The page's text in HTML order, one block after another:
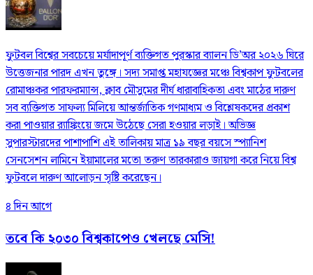
ফুটবল বিশ্বের সবচেয়ে মর্যাদাপূর্ণ ব্যক্তিগত পুরস্কার ব্যালন ডি’অর ২০২৬ ঘিরে
উত্তেজনার পারদ এখন তুঙ্গে। সদ্য সমাপ্ত মহাযজ্ঞের মঞ্চে বিশ্বকাপ ফুটবলের
রোমাঞ্চকর পারফরম্যান্স, ক্লাব মৌসুমের দীর্ঘ ধারাবাহিকতা এবং মাঠের দারুণ
সব ব্যক্তিগত সাফল্য মিলিয়ে আন্তর্জাতিক গণমাধ্যম ও বিশ্লেষকদের প্রকাশ
করা পাওয়ার র‍্যাঙ্কিংয়ে জমে উঠেছে সেরা হওয়ার লড়াই। অভিজ্ঞ
সুপারস্টারদের পাশাপাশি এই তালিকায় মাত্র ১৯ বছর বয়সে স্প্যানিশ
সেনসেশন লামিনে ইয়ামালের মতো তরুণ তারকারাও জায়গা করে নিয়ে বিশ্ব
ফুটবলে দারুণ আলোড়ন সৃষ্টি করেছেন।
৪ দিন আগে
তবে কি ২০৩০ বিশ্বকাপেও খেলছে মেসি!